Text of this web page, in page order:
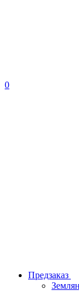
0
Предзаказ